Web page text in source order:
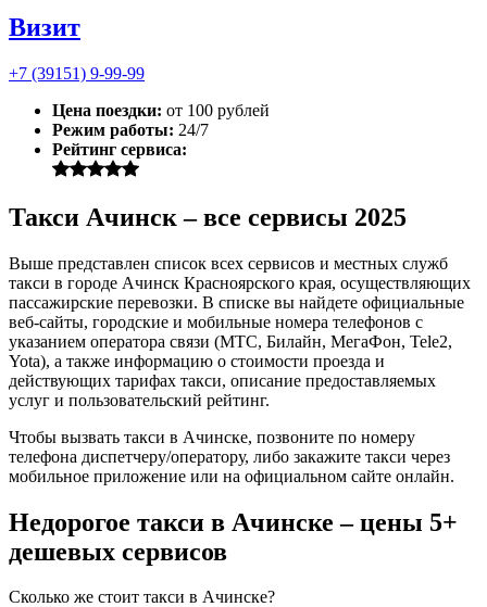
Визит
+7 (39151) 9-99-99
Цена поездки: от 100 рублей
Режим работы: 24/7
Рейтинг сервиса:
Такси Ачинск – все сервисы 2025
Выше представлен список всех сервисов и местных служб
такси в городе Ачинск Красноярского края, осуществляющих
пассажирские перевозки. В списке вы найдете официальные
веб-сайты, городские и мобильные номера телефонов с
указанием оператора связи (МТС, Билайн, МегаФон, Tele2,
Yota), а также информацию о стоимости проезда и
действующих тарифах такси, описание предоставляемых
услуг и пользовательский рейтинг.
Чтобы вызвать такси в Ачинске, позвоните по номеру
телефона диспетчеру/оператору, либо закажите такси через
мобильное приложение или на официальном сайте онлайн.
Недорогое такси в Ачинске – цены 5+
дешевых сервисов
Сколько же стоит такси в Ачинске?